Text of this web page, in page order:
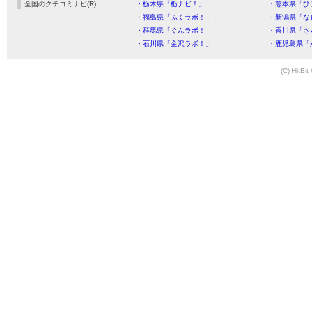
全国のクチコミナビ(R) ・栃木県「栃ナビ！」
・熊本県「
・福島県「ふくラボ！」
・新潟県「
・群馬県「ぐんラボ！」
・香川県「
・石川県「金沢ラボ！」
・鹿児島県
(C) HitBit